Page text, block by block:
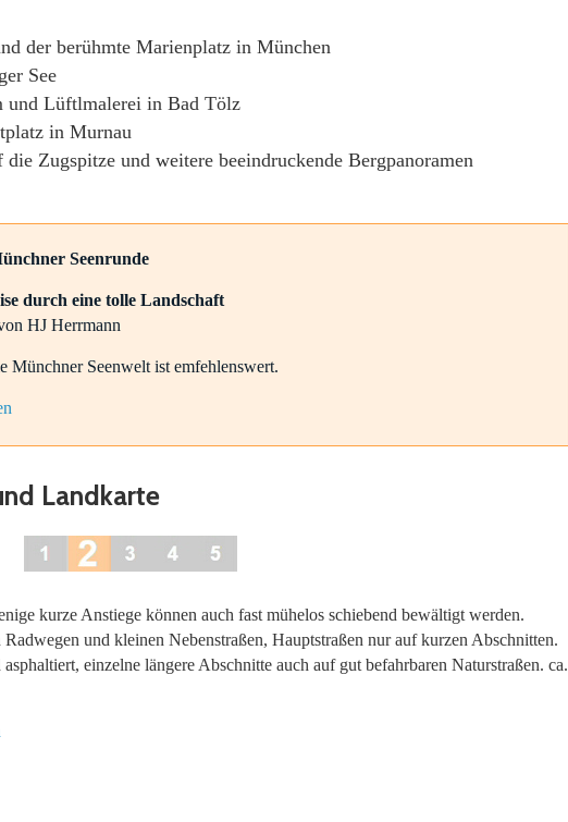
der berühmte Marienplatz in München
See
und Lüftlmalerei in Bad Tölz
in Murnau
Zugspitze und weitere beeindruckende Bergpanoramen
Seenrunde
durch eine tolle Landschaft
HJ Herrmann
Münchner Seenwelt ist emfehlenswert.
Landkarte
kurze Anstiege können auch fast mühelos schiebend bewältigt werden.
und kleinen Nebenstraßen, Hauptstraßen nur auf kurzen Abschnitten.
einzelne längere Abschnitte auch auf gut befahrbaren Naturstraßen. ca.